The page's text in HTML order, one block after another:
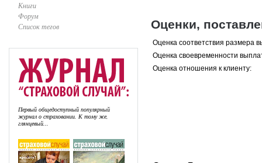
Книги
Форум
Список тегов
Первый общедоступный популярный
журнал о страховании. К тому же,
глянцевый...
Оценки,
Оценка соответствия размера
Оценка своевременности
Оценка отношения к клиенту: